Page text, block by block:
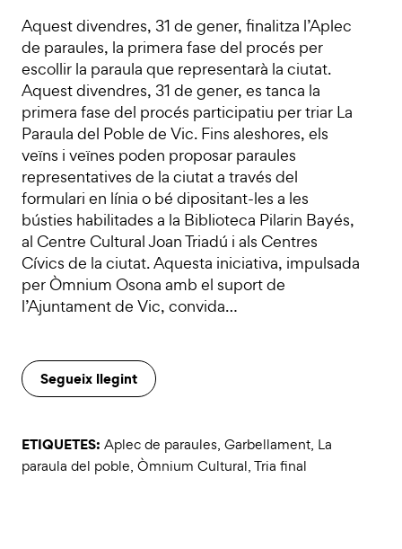
Aquest divendres, 31 de gener, finalitza l’Aplec
de paraules, la primera fase del procés per
escollir la paraula que representarà la ciutat.
Aquest divendres, 31 de gener, es tanca la
primera fase del procés participatiu per triar La
Paraula del Poble de Vic. Fins aleshores, els
veïns i veïnes poden proposar paraules
representatives de la ciutat a través del
formulari en línia o bé dipositant-les a les
bústies habilitades a la Biblioteca Pilarin Bayés,
al Centre Cultural Joan Triadú i als Centres
Cívics de la ciutat. Aquesta iniciativa, impulsada
per Òmnium Osona amb el suport de
l’Ajuntament de Vic, convida…
Segueix llegint
ETIQUETES: Aplec de paraules, Garbellament, La
paraula del poble, Òmnium Cultural,Tria final